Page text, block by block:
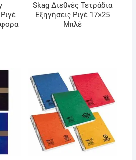
Skag Διεθνές Τετράδια
Εξηγήσεις Ριγέ 17×25
Μπλέ